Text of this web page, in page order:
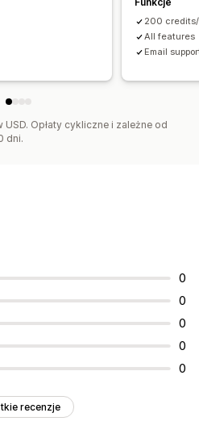
200
All features
Email
Opłaty cykliczne i zależne od
dni.
0
0
0
0
0
recenzje